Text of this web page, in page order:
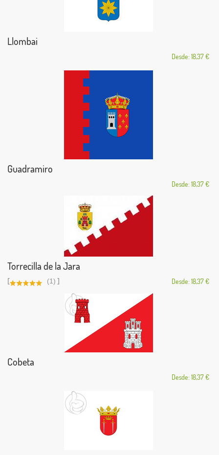
Llombai
Desde: 18,37 €
Guadramiro
Desde: 18,37 €
Torrecilla de la Jara
[ (1) ] Desde: 18,37 €
Cobeta
Desde: 18,37 €